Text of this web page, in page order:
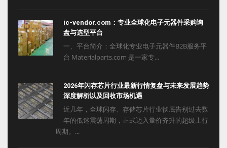
ic-vendor.com：专业全球化电子元器件采购询
盘与选型平台
一、平台简介：全球化专业电子元器件B2B服务平
台 Materialparts.com 是一家专...
2026年闪存芯片行业最新行情复盘与未来发展趋势
深度解析以及回收市场机遇
近几年，全球闪存、存储芯片行业彻底告别过去数
年的低迷震荡周期，正式迈入量价齐升的超级上行
周期。...